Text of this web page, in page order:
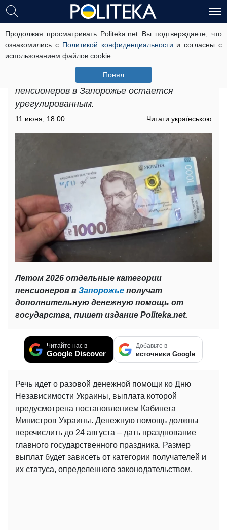
Продолжая просматривать Politeka.net Вы подтверждаете, что
ознакомились с Политикой конфиденциальности и согласны с
использованием файлов cookie.
Понял
В Запорожье насчитают помощь
пенсионерам: сколько денег можно
получить летом
Механизм начисления пособия для
пенсионеров в Запорожье остается
урегулированным.
11 июня, 18:00 Читати українською
Летом 2026 отдельные категории
пенсионеров в Запорожье получат
дополнительную денежную помощь от
государства, пишет издание Politeka.net.
Читайте нас в
Google Discover
Добавьте в
источники Google
Речь идет о разовой денежной помощи ко Дню
Независимости Украины, выплата которой
предусмотрена постановлением Кабинета
Министров Украины. Денежную помощь должны
перечислить до 24 августа – дать празднование
главного государственного праздника. Размер
выплат будет зависеть от категории получателей и
их статуса, определенного законодательством.